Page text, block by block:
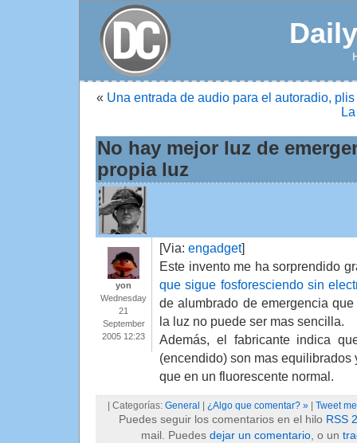
« Una entrada de audio para el autoradio, plis
No hay mejor luz de
propia luz
yon
Wednesday
21
September
2005 12:23
[Via: engadget]
Este invento me ha sorprendido
que sigue fosforesciendo sin
de alumbrado de emergencia
la luz no puede ser mas sencilla.
Además, el fabricante indica
(encendido) son mas
que en un fluorescente normal.
| Categorías: General ¿Algo que comentar? » Tweet
Puedes seguir los comentarios en el hilo RSS
mail. Puedes dejar un comentario , o un